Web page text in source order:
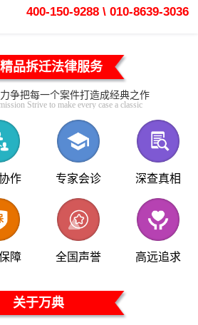
400-150-9288 \ 010-8639-3036
品拆迁法律服务
争把每一个案件打造成经典之作
Strive to make every case a classic
作 专家会诊 深查真相
障 全国声誉 高远追求
关于万典